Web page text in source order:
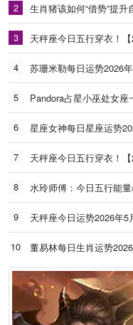
2 生肖猪该如何“借势”提升
3 天秤座今日五行穿衣！【
4 苏珊米勒每日运势2026
5 Pandora占星小巫处女座
6 星座女神每日星座运势
7 天秤座今日五行穿衣！【
8 水玲师傅：今日五行能
9 天秤座今日运势2026年5
10 董易林每日生肖运势